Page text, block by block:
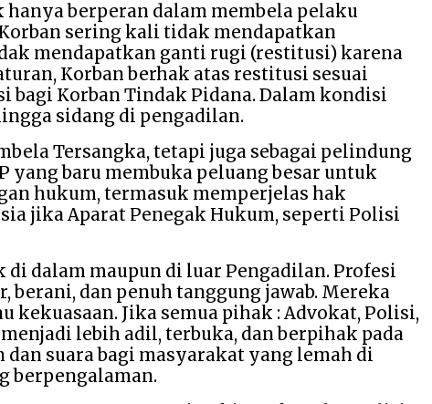
berperan dalam membela pelaku
sering kali tidak mendapatkan
mendapatkan ganti rugi (restitusi) karena
Korban berhak atas restitusi sesuai
bagi Korban Tindak Pidana. Dalam kondisi
sidang di pengadilan.
Tersangka, tetapi juga sebagai pelindung
yang baru membuka peluang besar untuk
hukum, termasuk memperjelas hak
jika Aparat Penegak Hukum, seperti Polisi
dalam maupun di luar Pengadilan. Profesi
dan penuh tanggung jawab. Mereka
Jika semua pihak : Advokat, Polisi,
lebih adil, terbuka, dan berpihak pada
suara bagi masyarakat yang lemah di
berpengalaman.